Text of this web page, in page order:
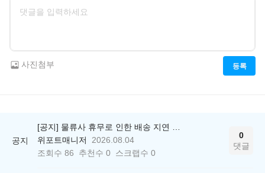
등록
사진첨부
공지
[공지] 물류사 휴무로 인한 배송 지연 안내
위포트매니저
2026.08.04
조회수 86 추천수 0 스크랩수 0
0
댓글